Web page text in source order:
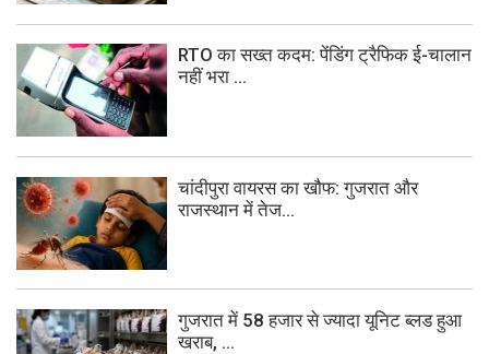
RTO का सख्त कदम: पेंडिंग ट्रैफिक ई-चालान
नहीं भरा ...
चांदीपुरा वायरस का खौफ: गुजरात और
राजस्थान में तेज...
गुजरात में 58 हजार से ज्यादा यूनिट ब्लड हुआ
खराब, ...